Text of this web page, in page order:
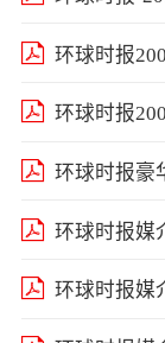
环球时报
环球时报
环球时报豪
环球时报媒
环球时报媒